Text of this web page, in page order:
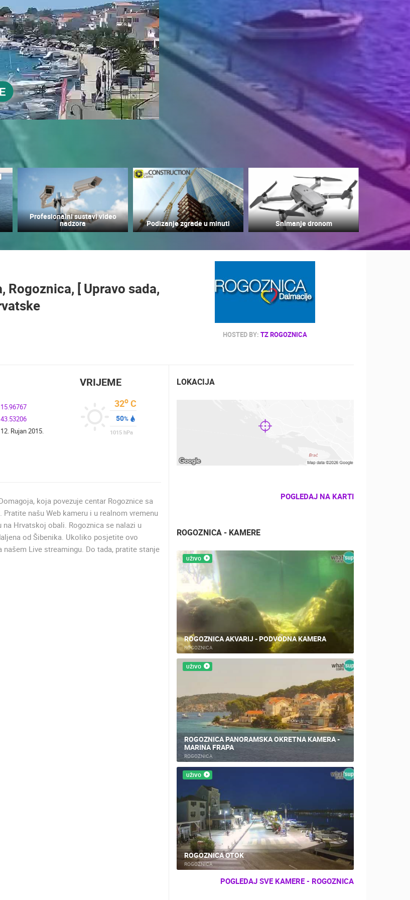
0 GLEDATELJ(A) 0 GLEDATELJ(A)
GRADILIŠTA SKIJANJE I SNIJEG PLAŽE MARINE I LUČICE DOGAĐANJA I ZANIMLJIVOSTI
SPORT
Profesionalni sustavi video
nadzora Podizanje zgrade u minuti Snimanje dronom
HOSTED BY: TZ ROGOZNICA
Rogoznica, [ Upravo sada,
15.96767
43.53206
12. Rujan 2015.
VRIJEME
32o C
50%
1015 hPa
koja povezuje centar Rogoznice sa
našu Web kameru i u realnom vremenu
Hrvatskoj obali. Rogoznica se nalazi u
od Šibenika. Ukoliko posjetite ovo
Live streamingu. Do tada, pratite stanje
LOKACIJA
POGLEDAJ NA KARTI
ROGOZNICA - KAMERE
UŽIVO
ROGOZNICA AKVARIJ - PODVODNA KAMERA
ROGOZNICA
UŽIVO
ROGOZNICA PANORAMSKA OKRETNA KAMERA -
MARINA FRAPA
ROGOZNICA
UŽIVO
ROGOZNICA OTOK
ROGOZNICA
POGLEDAJ SVE KAMERE - ROGOZNICA